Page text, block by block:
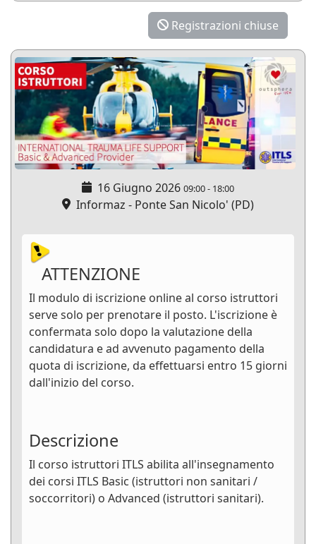
Registrazioni chiuse
16 Giugno 2026 09:00- 18:00
Informaz - Ponte San Nicolo' (PD)
ATTENZIONE
Il modulo di iscrizione online al corso istruttori
serve solo per prenotare il posto. L'iscrizione è
confermata solo dopo la valutazione della
candidatura e ad avvenuto pagamento della
quota di iscrizione, da effettuarsi entro 15 giorni
dall'inizio del corso.
Descrizione
Il corso istruttori ITLS abilita all'insegnamento
dei corsi ITLS Basic (istruttori non sanitari /
soccorritori) o Advanced (istruttori sanitari).